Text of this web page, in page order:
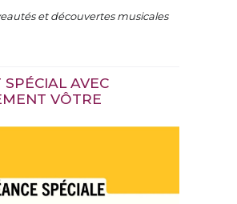
et découvertes musicales
AVEC
VÔTRE